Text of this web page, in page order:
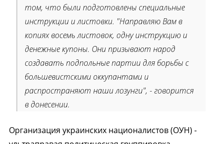
том, что были подготовлены специальные
инструкции и листовки. "Направляю Вам в
копиях восемь листовок, одну инструкцию и
денежные купоны. Они призывают народ
создавать подпольные партии для борьбы с
большевистскими оккупантами и
распространяют наши лозунги", - говорится
в донесении.
Организация украинских националистов (ОУН) -